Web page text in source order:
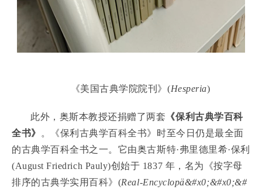
《美国古典学院院刊》(Hesperia)
此外，奥斯本教授还捐赠了两套 《保利古典学百科
全书》 。《保利古典学百科全书》时至今日仍是最全面
的古典学百科全书之一。它由奥古斯特·弗里德里希·保利
(August Friedrich Pauly)创始于 1837 年，名为《按字母
排序的古典学实用百科》(Real-Encyclopä&#x0;&#x0;&#